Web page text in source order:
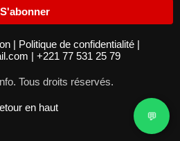
S'abonner
| Politique de confidentialité |
| +221 77 531 25 79
Tous droits réservés.
en haut
💬